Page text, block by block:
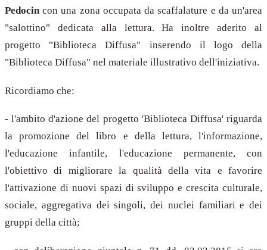
Pedocincon una zona occupata da scaffalature e da un'area
"salottino" dedicata alla lettura. Ha inoltre aderito al
progetto "Biblioteca Diffusa" inserendo il logo della
"Biblioteca Diffusa" nel materiale illustrativo dell'iniziativa.
Ricordiamo che:
- l'ambito d'azione del progetto 'Biblioteca Diffusa' riguarda
la promozione del libro e della lettura, l'informazione,
l'educazione infantile, l'educazione permanente, con
l'obiettivo di migliorare la qualità della vita e favorire
l'attivazione di nuovi spazi di sviluppo e crescita culturale,
sociale, aggregativa dei singoli, dei nuclei familiari e dei
gruppi della città;